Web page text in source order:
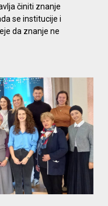
činiti znanje
se institucije i
da znanje ne